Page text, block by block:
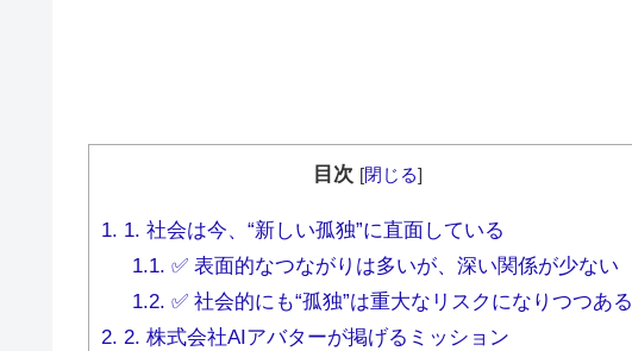
目次 [閉じる]
1. 1. 社会は今、“新しい孤独”に直面している
1.1. ✅ 表面的なつながりは多いが、深い関係が少ない
1.2. ✅ 社会的にも“孤独”は重大なリスクになりつつある
2. 2. 株式会社AIアバターが掲げるミッション